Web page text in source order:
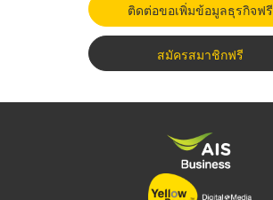
ติดต่อขอเพิ่มข้อมูลธุรกิจฟรี
สมัครสมาชิกฟรี